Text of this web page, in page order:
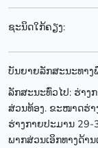
ຊະນິດໃກ້ຄຽງ:
ບັນຍາຍລັກສະນະທາງ
ລັກສະນະທົ່ວໄປ: ຮ່າງ
ສ່ວນທ້ອງ. ຂະໜາດຮ່
ຮ່າງກາຍປະມານ 29-
ພາກສ່ວນເອິກທາງດ້າ